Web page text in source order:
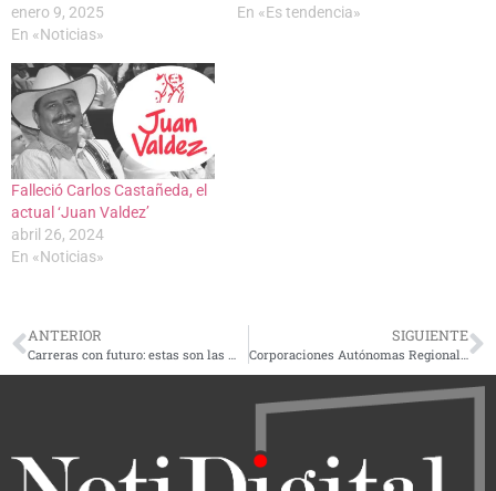
enero 9, 2025
En «Noticias»
En «Es tendencia»
Falleció Carlos Castañeda, el
actual ‘Juan Valdez’
abril 26, 2024
En «Noticias»
ANTERIOR
Carreras con futuro: estas son las más demandadas en Colombia en 2025
SIGUIENTE
Corporaciones Autónomas Regionales del Eje Cafetero liberaron 114 ejemplares de fauna silvestre